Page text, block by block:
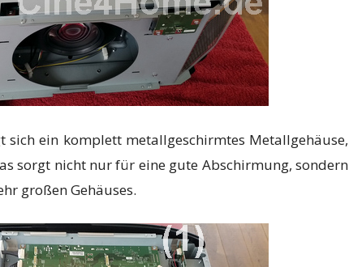
sich ein komplett metallgeschirmtes Metallgehäuse,
sorgt nicht nur für eine gute Abschirmung, sondern
großen Gehäuses.